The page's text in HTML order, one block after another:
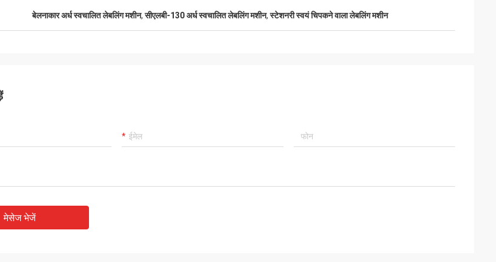
बेलनाकार अर्ध स्वचालित लेबलिंग मशीन,सीएलबी-130 अर्ध स्वचालित लेबलिंग मशीन,स्टेशनरी स्वयं चिपकने वाला लेबलिंग मशीन
मेसेज भेजें